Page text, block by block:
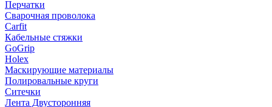
Перчатки
Сварочная проволока
Carfit
Кабельные стяжки
GoGrip
Holex
Маскирующие материалы
Полировальные круги
Ситечки
Лента Двусторонняя